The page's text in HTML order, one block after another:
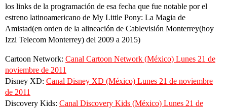
los links de la programación de esa fecha que fue notable por el
estreno latinoamericano de My Little Pony: La Magia de
Amistad(en orden de la alineación de Cablevisión Monterrey(hoy
Izzi Telecom Monterrey) del 2009 a 2015)
Cartoon Network: Canal Cartoon Network (México) Lunes 21 de
noviembre de 2011
Disney XD: Canal Disney XD (México) Lunes 21 de noviembre
de 2011
Discovery Kids: Canal Discovery Kids (México) Lunes 21 de